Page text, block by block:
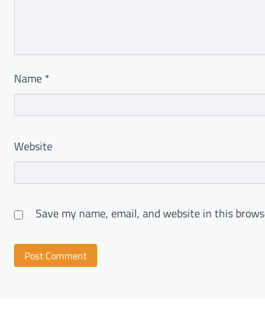
Name *
Website
Save my name, email, and website in this